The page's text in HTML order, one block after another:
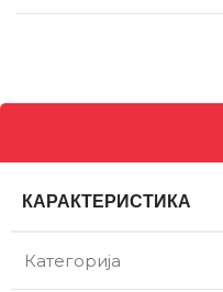
КАРАКТЕРИСТИКА
Категорија